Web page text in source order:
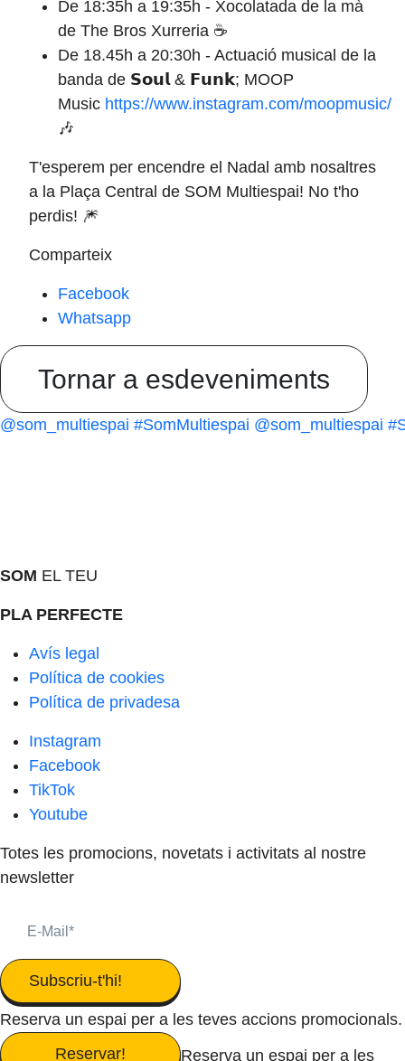
De 18:35h a 19:35h - Xocolatada de la mà
de The Bros Xurreria ☕
De 18.45h a 20:30h - Actuació musical de la
banda de 𝗦𝗼𝘂𝗹 & 𝗙𝘂𝗻𝗸; MOOP
Music https://www.instagram.com/moopmusic/
🎶
T'esperem per encendre el Nadal amb nosaltres
a la Plaça Central de SOM Multiespai! No t'ho
perdis! 🎆
Comparteix
Facebook
Whatsapp
Tornar a esdeveniments
@som_multiespai #SomMultiespai @som_multiespai
SOM EL TEU
PLA PERFECTE
Avís legal
Política de cookies
Política de privadesa
Instagram
Facebook
TikTok
Youtube
Totes les promocions, novetats i activitats al nostre
newsletter
Subscriu-t'hi!
Reserva un espai per a les teves accions promocionals.
Reservar!
Reserva un espai per a les